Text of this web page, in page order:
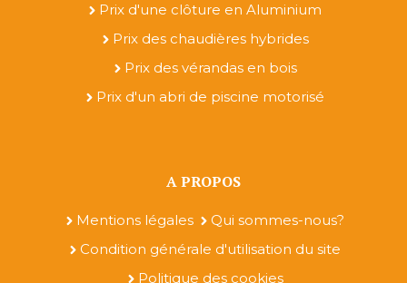
Prix d'une clôture en Aluminium
Prix des chaudières hybrides
Prix des vérandas en bois
Prix d'un abri de piscine motorisé
A PROPOS
Mentions légales
Qui sommes-nous?
Condition générale d'utilisation du site
Politique des cookies